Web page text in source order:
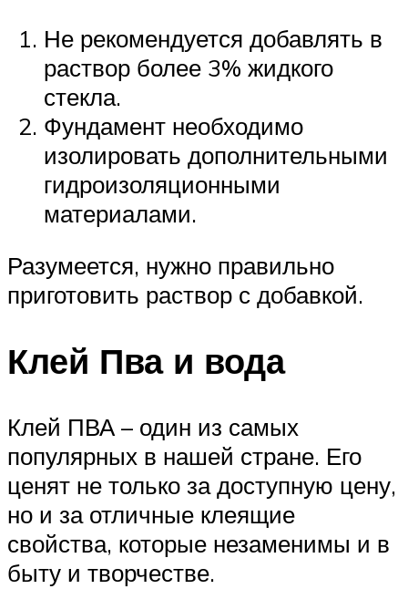
Не рекомендуется добавлять в
раствор более 3% жидкого
стекла.
Фундамент необходимо
изолировать дополнительными
гидроизоляционными
материалами.
Разумеется, нужно правильно
приготовить раствор с добавкой.
Клей Пва и вода
Клей ПВА – один из самых
популярных в нашей стране. Его
ценят не только за доступную цену,
но и за отличные клеящие
свойства, которые незаменимы и в
быту и творчестве.